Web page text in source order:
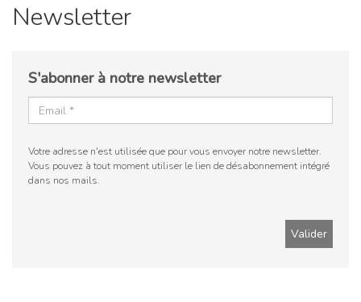
Newsletter
S'abonner à notre newsletter
Votre adresse n'est utilisée que pour vous envoyer notre newsletter.
Vous pouvez à tout moment utiliser le lien de désabonnement intégré
dans nos mails.